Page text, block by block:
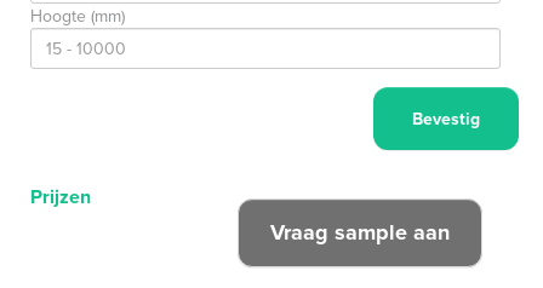
Hoogte (mm)
Prijzen